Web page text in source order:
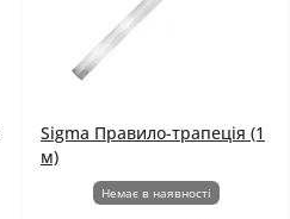
Sigma Правило-трапеція (1
м)
Немає в наявності